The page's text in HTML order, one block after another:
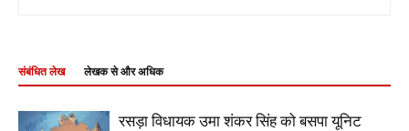
संबंधित लेख लेखक से और अधिक
रसड़ा विधायक उमा शंकर सिंह को बसपा यूनिट